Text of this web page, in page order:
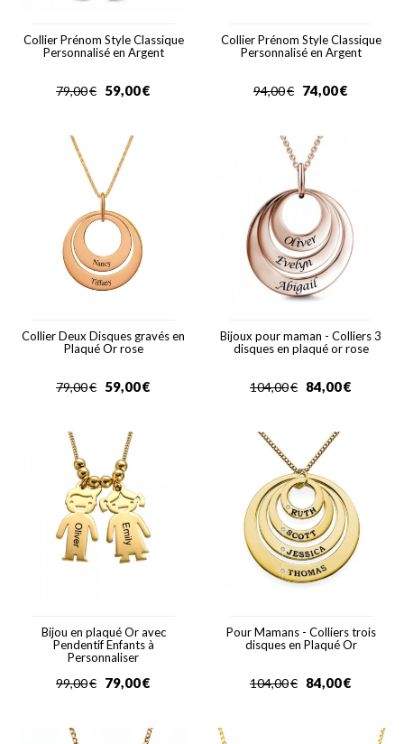
Collier Prénom Style Classique
Personnalisé en Argent
€
79,00 €
59,00
Collier Prénom Style Classique
Personnalisé en Argent
€
94,00 €
74,00
Collier Deux Disques gravés en
Plaqué Or rose
€
79,00 €
59,00
Bijoux pour maman - Colliers 3
disques en plaqué or rose
€
104,00 €
84,00
Bijou en plaqué Or avec
Pendentif Enfants à
Personnaliser
€
99,00 €
79,00
Pour Mamans - Colliers trois
disques en Plaqué Or
€
104,00 €
84,00